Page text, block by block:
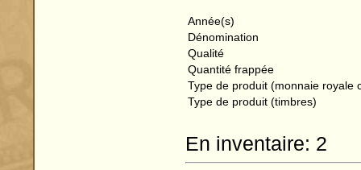
Année(s)
Dénomination
Qualité
Quantité frappée
Type de produit (monnaie royale
Type de produit (timbres)
En inventaire: 2